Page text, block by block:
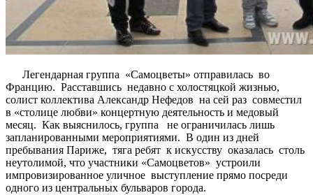
Легендарная группа «Самоцветы» отправилась во
Францию. Расставшись недавно с холостяцкой жизнью,
солист коллектива Александр Нефедов на сей раз совместил
в «столице любви» концертную деятельность и медовый
месяц. Как выяснилось, группа
не ограничилась лишь
запланированными мероприятиями. В один из дней
пребывания Париже, тяга ребят к искусству оказалась столь
неутолимой, что участники «Самоцветов» устроили
импровизированное уличное выступление прямо посреди
одного из центральных бульваров города.